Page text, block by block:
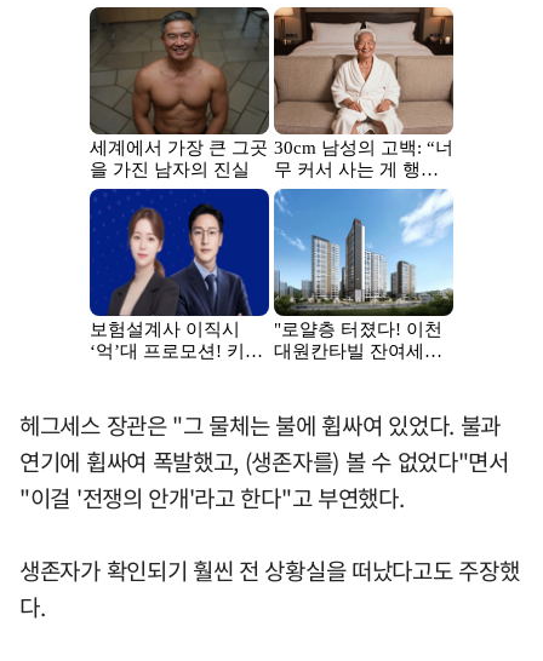
헤그세스 장관은 "그 물체는 불에 휩싸여 있었다. 불과
연기에 휩싸여 폭발했고, (생존자를) 볼 수 없었다"면서
"이걸 '전쟁의 안개'라고 한다"고 부연했다.
생존자가 확인되기 훨씬 전 상황실을 떠났다고도 주장했
다.